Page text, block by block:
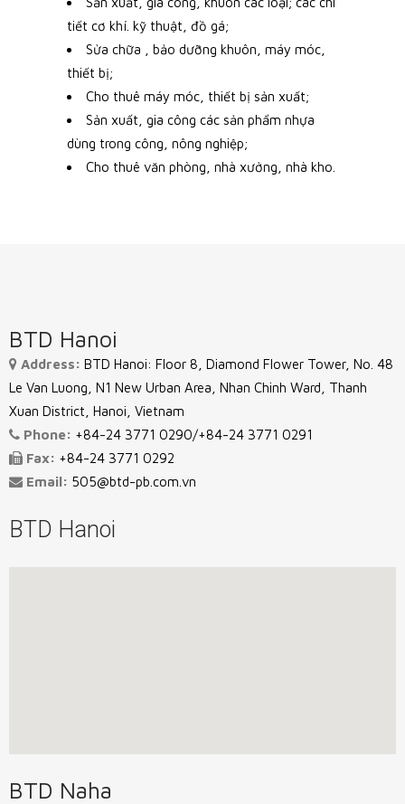
tiết cơ khí. kỹ thuật, đồ gá;
Sửa chữa , bảo dưỡng khuôn, máy móc,
thiết bị;
Cho thuê máy móc, thiết bị sản xuất;
Sản xuất, gia công các sản phẩm nhựa
dùng trong công, nông nghiệp;
Cho thuê văn phòng, nhà xưởng, nhà kho.
BTD Hanoi
Address: BTD Hanoi: Floor 8, Diamond Flower Tower, No. 48
Le Van Luong, N1 New Urban Area, Nhan Chinh Ward, Thanh
Xuan District, Hanoi, Vietnam
Phone: +84-24 3771 0290/+84-24 3771 0291
Fax: +84-24 3771 0292
Email: 505@btd-pb.com.vn
BTD Hanoi
BTD Naha